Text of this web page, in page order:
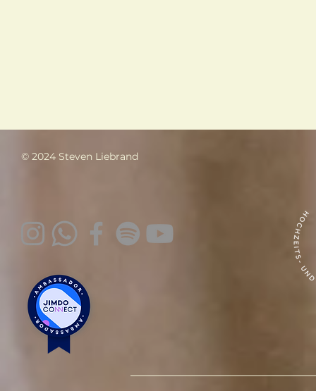
© 2024 Steven Liebrand